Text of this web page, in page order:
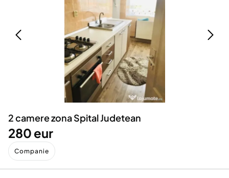
Animale de companie
Afaceri și echipamente profesionale
Inchiriere Bunuri si Vehicule
Utilaje agricole si industriale
Piese auto si accesorii
Dacia Duster
2 camere zona Spital Judetean
280 eur
Companie